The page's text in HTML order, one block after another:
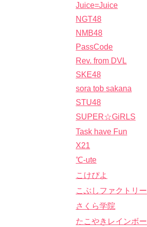
Juice=Juice
NGT48
NMB48
PassCode
Rev. from DVL
SKE48
sora tob sakana
STU48
SUPER☆GiRLS
Task have Fun
X21
℃-ute
こけぴよ
こぶしファクトリー
さくら学院
たこやきレインボー